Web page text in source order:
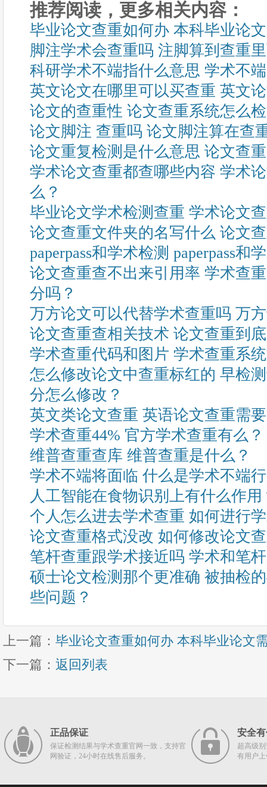
推荐阅读，更多相关内容：
毕业论文查重如何办 本科毕业论
脚注学术会查重吗 注脚算到查重
科研学术不端指什么意思 学术不
英文论文在哪里可以买查重 英文
论文的查重性 论文查重系统怎么
论文脚注 查重吗 论文脚注算在查
论文重复检测是什么意思 论文查
学术论文查重都查哪些内容 学术
么？
毕业论文学术检测查重 学术论文
论文查重文件夹的名写什么 论文
paperpass和学术检测 paperpass和
论文查重查不出来引用率 学术查
分吗？
万方论文可以代替学术查重吗 万
论文查重查相关技术 论文查重到
学术查重代码和图片 学术查重系
怎么修改论文中查重标红的 早检
分怎么修改？
英文类论文查重 英语论文查重需
学术查重44% 官方学术查重有么？
维普查重查库 维普查重是什么？
学术不端将面临 什么是学术不端
人工智能在食物识别上有什么作用
个人怎么进去学术查重 如何进行
论文查重格式没改 如何修改论文
笔杆查重跟学术接近吗 学术和笔
硕士论文检测那个更准确 被抽检
些问题？
上一篇： 毕业论文查重如何办 本科毕业论文
下一篇： 返回列表
正品保证
保证检测结果与学术查重官网一致，支持官
网验证，24小时在线售后服务。
安全
超高级
有用户